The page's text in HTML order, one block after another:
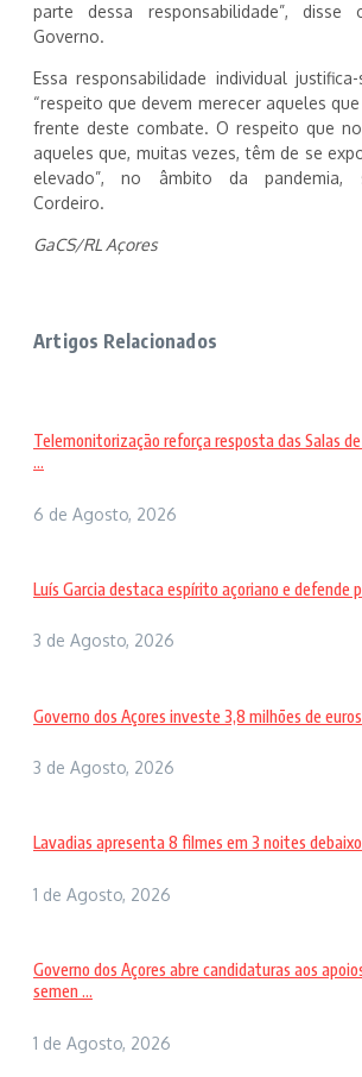
parte dessa responsabilidade”, disse
Governo.
Essa responsabilidade individual
“respeito que devem merecer aqueles
frente deste combate. O respeito que
aqueles que, muitas vezes, têm de se
elevado”, no âmbito da pandemia,
Cordeiro.
GaCS/RL Açores
Artigos Relacionados
Telemonitorização reforça resposta das Salas
...
6 de Agosto, 2026
Luís Garcia destaca espírito açoriano e defende
3 de Agosto, 2026
Governo dos Açores investe 3,8 milhões de
3 de Agosto, 2026
Lavadias apresenta 8 filmes em 3 noites
1 de Agosto, 2026
Governo dos Açores abre candidaturas aos
semen ...
1 de Agosto, 2026